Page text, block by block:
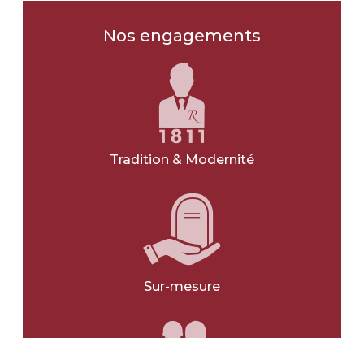
JE NE SAIS PAS
Nos engagements
Tradition & Modernité
Sur-mesure